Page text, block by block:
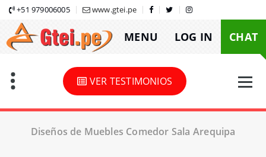
Skip
content
+51 979006005 www.gtei.pe
MENU LOG IN CHAT
VER TESTIMONIOS
Diseños de Muebles Comedor Sala Arequipa